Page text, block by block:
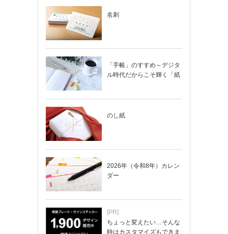
名刺
「手帳」のすすめ～デジタ
ル時代だからこそ輝く「紙
のし紙
2026年（令和8年）カレン
ダー
[PR]
ちょっと変えたい…そんな
時はカスタマイズもできま